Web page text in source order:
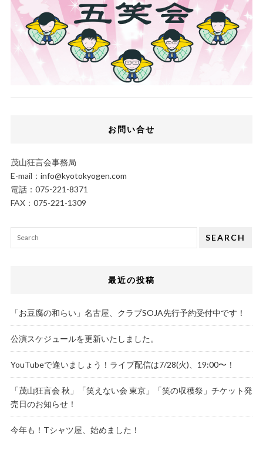
お問い合せ
茂山狂言会事務局
E-mail： info@kyotokyogen.com
電話： 075-221-8371
FAX：075-221-1309
SEARCH
最近の投稿
「お豆腐の和らい」名古屋、クラブSOJA先行予約受付中です！
公演スケジュールを更新いたしました。
YouTubeで逢いましょう！ライブ配信は7/28(火)、19:00〜！
「茂山狂言会 秋」「笑えない会 東京」「笑の収穫祭」チケット発
売日のお知らせ！
今年も！Tシャツ屋、始めました！